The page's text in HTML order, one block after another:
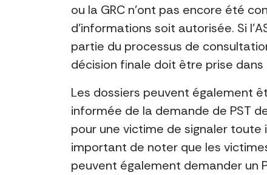
ou la GRC n’ont pas encore été
d’informations soit autorisée. Si
partie du processus de
décision finale doit être prise
Les dossiers peuvent également
informée de la demande de PST
pour une victime de signaler
important de noter que les
peuvent également demander un